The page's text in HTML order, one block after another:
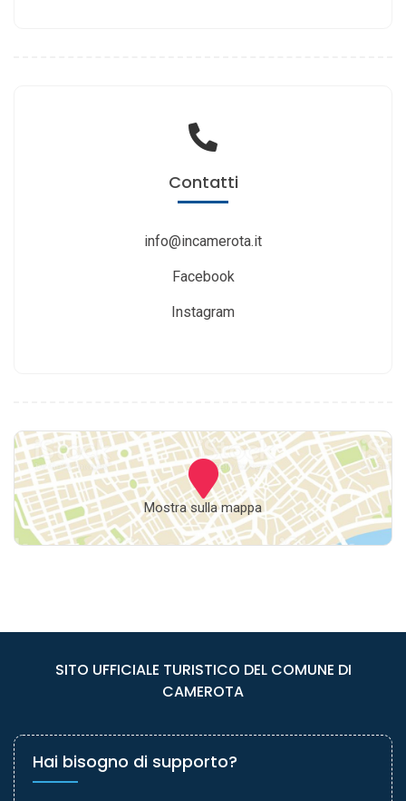
Contatti
info@incamerota.it
Facebook
Instagram
Mostra sulla mappa
SITO UFFICIALE TURISTICO DEL COMUNE DI
CAMEROTA
Hai bisogno di supporto?